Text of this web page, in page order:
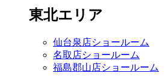
東北エリア
仙台泉店ショールーム
名取店ショールーム
福島郡山店ショールーム